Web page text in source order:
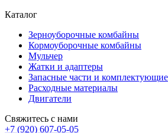
Каталог
Зерноуборочные комбайны
Кормоуборочные комбайны
Мульчер
Жатки и адаптеры
Запасные части и комплектующие
Расходные материалы
Двигатели
Свяжитесь с нами
+7 (920) 607-05-05